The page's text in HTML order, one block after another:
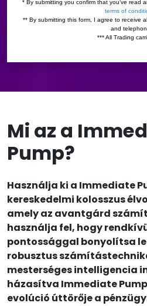
Mi az a
Pump?
Használja ki a Immediate
kereskedelmi kolosszus
amely az avantgárd
használja fel, hogy
pontossággal bonyolítsa le
robusztus
mesterséges intelligencia
házasítva Immediate
evolúció úttörője a